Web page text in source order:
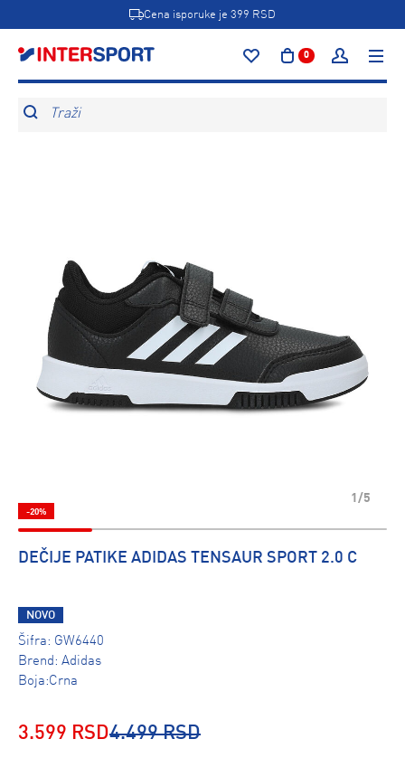
Cena isporuke je 399 RSD
0
Traži
1/5
-20%
DEČIJE PATIKE ADIDAS TENSAUR SPORT 2.0 C
NOVO
Šifra: GW6440
Brend: Adidas
Boja:Crna
3.599 RSD4.499 RSD